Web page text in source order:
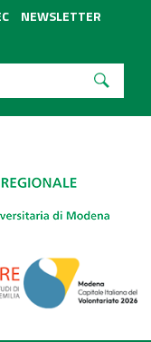
NEWSLETTER